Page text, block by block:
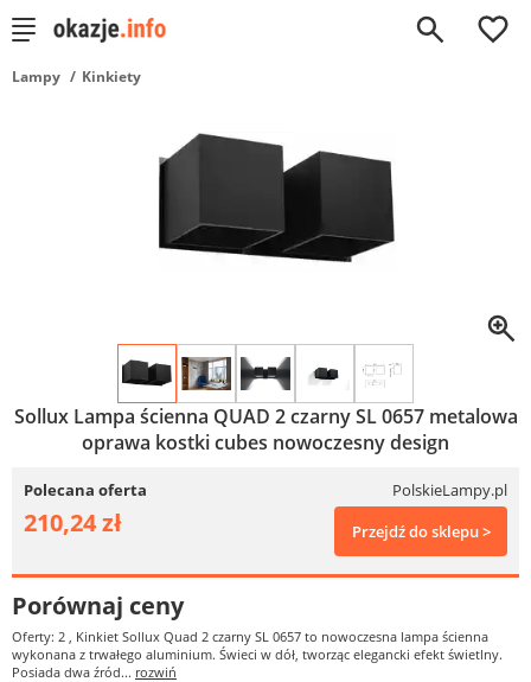
0
Lampy Kinkiety
Sollux Lampa ścienna QUAD 2 czarny SL 0657 metalowa
oprawa kostki cubes nowoczesny design
Polecana oferta PolskieLampy.pl
210,24 zł Przejdź do sklepu >
Porównaj ceny
Oferty: 2 , Kinkiet Sollux Quad 2 czarny SL 0657 to nowoczesna lampa ścienna
wykonana z trwałego aluminium. Świeci w dół, tworząc elegancki efekt świetlny.
Posiada dwa źród... rozwiń